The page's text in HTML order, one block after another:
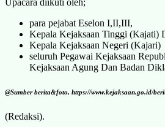
para pejabat Eselon I,II,III,
Kepala Kejaksaan Tinggi (Kajati)
Kepala Kejaksaan Negeri (Kajari)
seluruh Pegawai Kejaksaan
Kejaksaan Agung Dan Badan
@Sumber berita&foto, https://www.kejaksaan.go.id/
(Redaksi).